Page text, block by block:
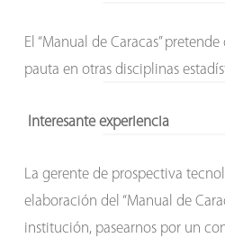
El “Manual de Caracas”
pauta en otras disciplinas
Interesante experiencia
La gerente de prospectiva
elaboración del “Manual de
institución, pasearnos por un